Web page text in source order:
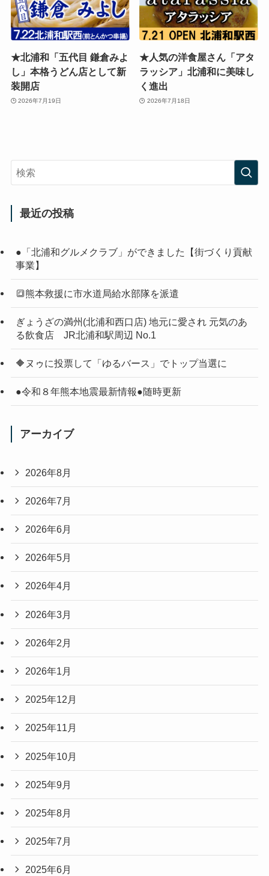
★北浦和「五代目 鎌倉みよ
し」本格うどん店として新
装開店
2026年7月19日
★人気の洋食屋さん「アタ
ラッシア」北浦和に美味し
く進出
2026年7月18日
最近の投稿
●「北浦和グルメクラブ」ができました【街づくり貢献
事業】
🔳熊本救援に市水道局給水部隊を派遣
ぎょうざの満州(北浦和西口店) 地元に愛され 元気のあ
る飲食店 JR北浦和駅周辺 No.1
🔶ヌゥに投票して「ゆるバース」でトップ当選に
●令和８年熊本地震最新情報●随時更新
アーカイブ
2026年8月
2026年7月
2026年6月
2026年5月
2026年4月
2026年3月
2026年2月
2026年1月
2025年12月
2025年11月
2025年10月
2025年9月
2025年8月
2025年7月
2025年6月